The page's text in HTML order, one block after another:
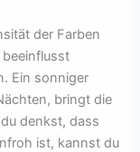
der Farben
Ein sonniger
bringt die
denkst, dass
ist, kannst du